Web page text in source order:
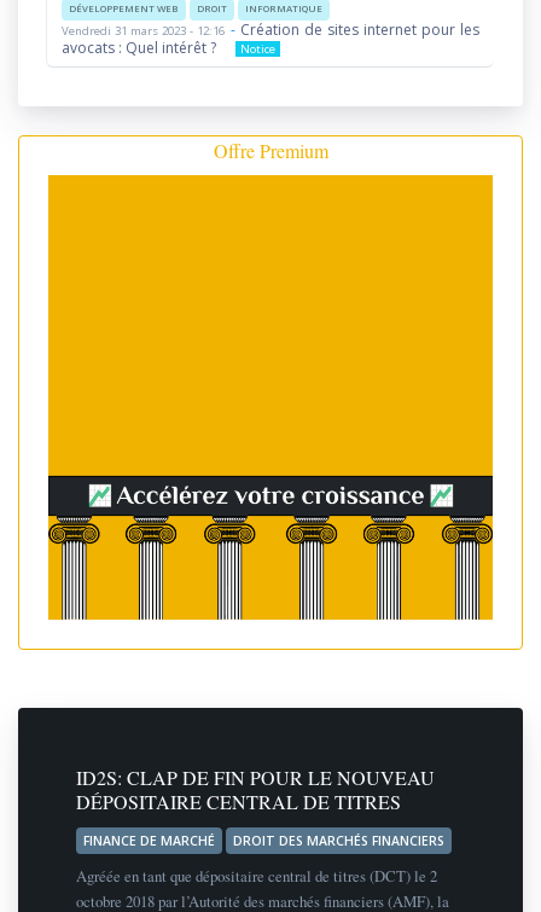
DÉVELOPPEMENT WEB DROIT INFORMATIQUE
Vendredi 31 mars 2023 - 12:16 - Création de sites internet pour les
avocats : Quel intérêt ?
Notice
Offre Premium
ID2S: CLAP DE FIN POUR LE NOUVEAU
DÉPOSITAIRE CENTRAL DE TITRES
FINANCE DE MARCHÉ DROIT DES MARCHÉS FINANCIERS
Agréée en tant que dépositaire central de titres (DCT) le 2
octobre 2018 par l’Autorité des marchés financiers (AMF), la